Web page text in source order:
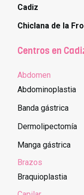
Cadiz
Chiclana de la
Centros en
Abdomen
Abdominoplastia
Banda gástrica
Dermolipectomía
Manga gástrica
Brazos
Braquioplastia